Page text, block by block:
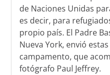
de Naciones Unidas
es decir, para
propio país. El Padre
Nueva York, envió
campamento, que
fotógrafo Paul Jeffrey.